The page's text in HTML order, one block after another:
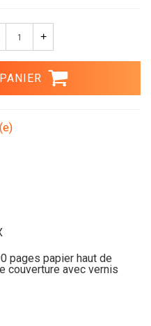
pages papier haut de
couverture avec vernis